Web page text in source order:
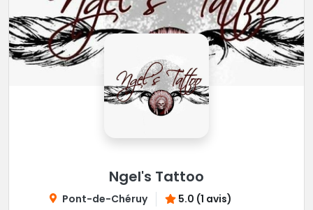
Ngel's Tattoo
Pont-de-Chéruy 5.0 (1 avis)